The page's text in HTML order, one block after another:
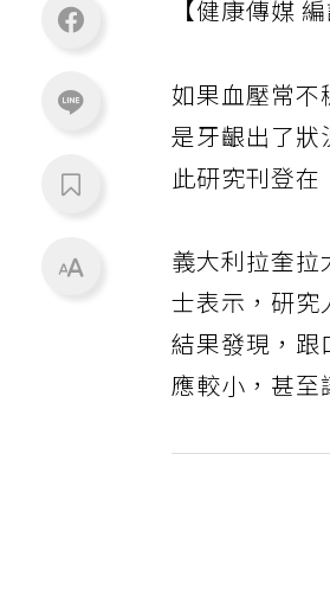
【健康傳媒
如果血壓常
是牙齦出了
此研究刊登
義大利拉奎
士表示，研究
結果發現，跟
應較小，甚至